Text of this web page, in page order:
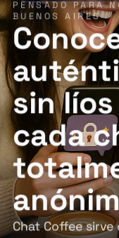
PENSADO PARA
BUENOS AIRES
sin
cada
Chat Coffee